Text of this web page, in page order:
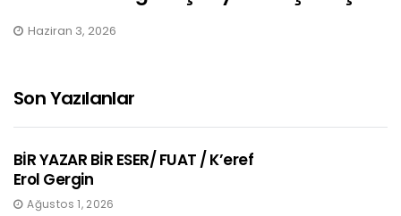
Haziran 3, 2026
Son Yazılanlar
BİR YAZAR BİR ESER/ FUAT / K’eref
Erol Gergin
Ağustos 1, 2026